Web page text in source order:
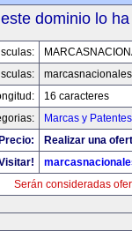
dominio lo
16 caracteres
Marcas y Patentes
Precio:
Realizar una
Serán consideradas